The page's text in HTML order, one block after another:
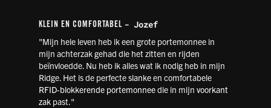
KLEIN EN COMFORTABEL - Jozef
"Mijn hele leven heb ik een grote portemonnee in
mijn achterzak gehad die het zitten en rijden
beïnvloedde. Nu heb ik alles wat ik nodig heb in mijn
Ridge. Het is de perfecteslankeen comfortabele
RFID-blokkerende portemonneedie in mijn voorkant
zak past."